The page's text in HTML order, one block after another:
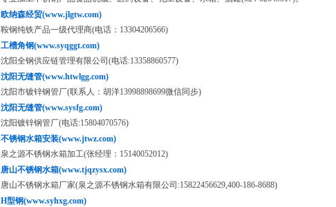
欧纳森经贸(www.jlgtw.com)
鞍钢纯铁产品一级代理商(电话：13304206566)
工槽角钢(www.syqggt.com)
沈阳全钢供应链管理有限公司(电话:13358860577)
沈阳无缝管(www.htwlgg.com)
沈阳市镀锌钢管厂(联系人：胡洋13998898699微信同步)
沈阳无缝管(www.sysfg.com)
沈阳镀锌钢管厂(电话:15804070576)
不锈钢水箱安装(www.jtwz.com)
泉之源不锈钢水箱加工(张经理：15140052012)
唐山不锈钢水箱(www.tjqzysx.com)
唐山不锈钢水箱厂家(泉之源不锈钢水箱有限公司:15822456629,400-186-8688)
H型钢(www.syhxg.com)